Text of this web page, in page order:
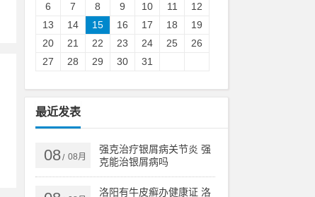
6
7 8 9 10 11
12
13
14 15 16 17 18
19
20
21 22 23 24 25
26
27
28 29 30 31
最近发表
08/ 08月
强克治疗银屑病关节炎 强
克能治银屑病吗
洛阳有牛皮癣办健康证 洛